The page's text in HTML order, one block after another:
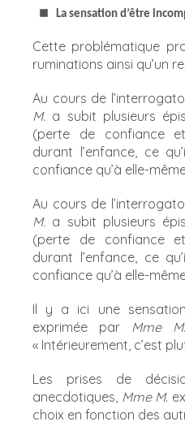
La sensation d’être
Cette problématique
ruminations ainsi qu’un
Au cours de
M. a subit plusieurs
(perte de confiance
durant l’enfance, ce
confiance qu’à elle-
Au cours de
M. a subit plusieurs
(perte de confiance
durant l’enfance, ce
confiance qu’à elle-
Il y a ici une
exprimée par Mme M.
« Intérieurement, c’est
Les prises de
anecdotiques, Mme M.
choix en fonction des